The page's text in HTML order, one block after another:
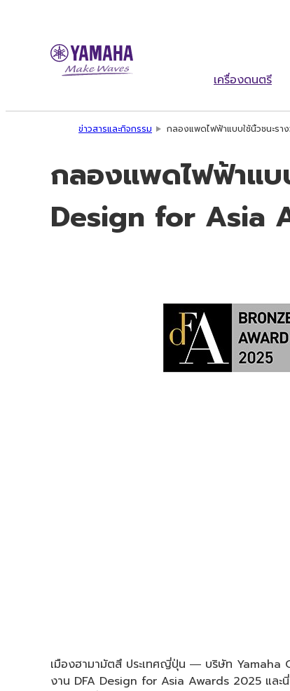
เครื่องดนตรี
ข่าวสารและกิจกรรม กลองแพดไฟฟ้าแบบใช้นิ้วชนะร
กลองแพดไฟฟ้าแบ
Design for Asia
เมืองฮามามัตสึ ประเทศญี่ปุ่น ― บริษัท Yamaha
งาน DFA Design for Asia Awards 2025 และ